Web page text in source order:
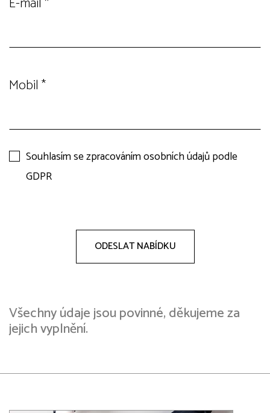
Mobil*
Souhlasím se zpracováním osobních údajů podle
GDPR
ODESLAT NABÍDKU
Všechny údaje jsou povinné, děkujeme za
jejich vyplnění.